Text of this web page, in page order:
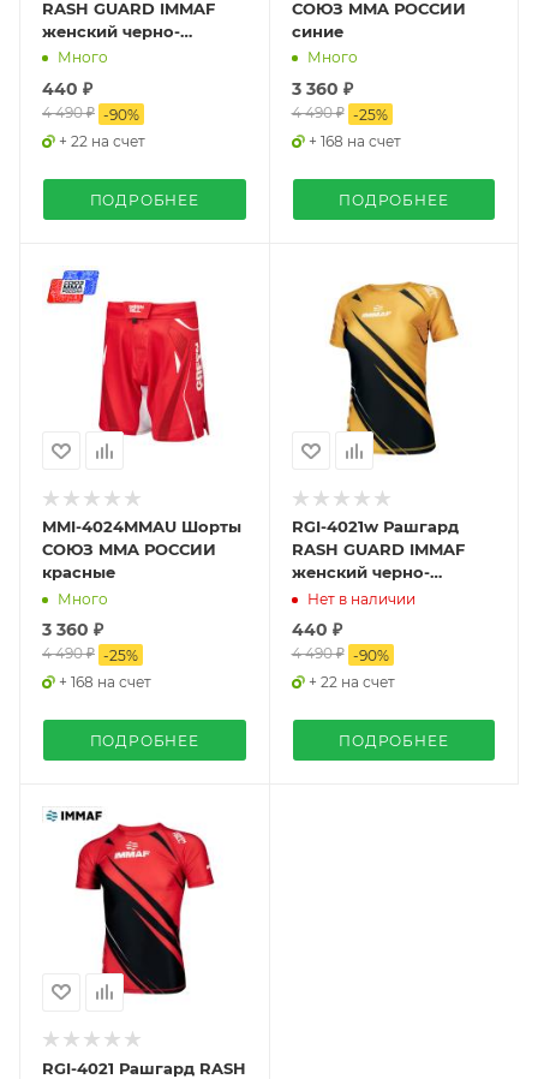
RASH GUARD IMMAF
женский черно-
красный
Много
440 ₽
4 490 ₽ -90%
+ 22 на счет
ПОДРОБНЕЕ
СОЮЗ MMA РОССИИ
синие
Много
3 360 ₽
4 490 ₽ -25%
+ 168 на счет
ПОДРОБНЕЕ
MMI-4024MMAU Шорты
СОЮЗ MMA РОССИИ
красные
Много
3 360 ₽
4 490 ₽ -25%
+ 168 на счет
ПОДРОБНЕЕ
RGI-4021w Рашгард
RASH GUARD IMMAF
женский черно-
золотой
Нет в наличии
440 ₽
4 490 ₽ -90%
+ 22 на счет
ПОДРОБНЕЕ
RGI-4021 Рашгард RASH